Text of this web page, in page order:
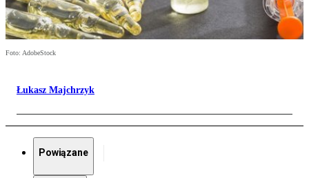
Foto: AdobeStock
Łukasz Majchrzyk
Powiązane